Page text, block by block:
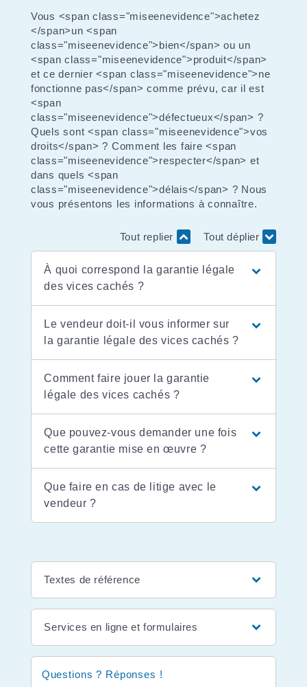
Vous <span class="miseenevidence">achetez
</span>un <span
class="miseenevidence">bien</span> ou un
<span class="miseenevidence">produit</span>
et ce dernier <span class="miseenevidence">ne
fonctionne pas</span> comme prévu, car il est
<span
class="miseenevidence">défectueux</span> ?
Quels sont <span class="miseenevidence">vos
droits</span> ? Comment les faire <span
class="miseenevidence">respecter</span> et
dans quels <span
class="miseenevidence">délais</span> ? Nous
vous présentons les informations à connaître.
Tout replier Tout déplier
À quoi correspond la garantie légale
des vices cachés ?
Le vendeur doit-il vous informer sur
la garantie légale des vices cachés ?
Comment faire jouer la garantie
légale des vices cachés ?
Que pouvez-vous demander une fois
cette garantie mise en œuvre ?
Que faire en cas de litige avec le
vendeur ?
Textes de référence
Services en ligne et formulaires
Questions ? Réponses !